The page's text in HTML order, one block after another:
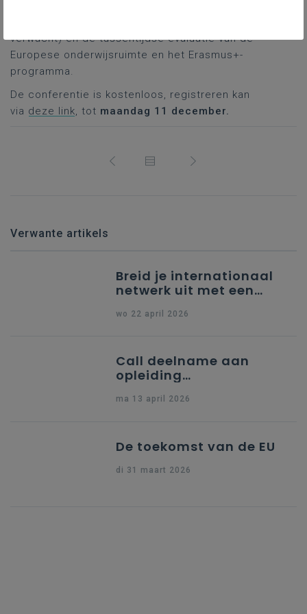
verwacht) en de tussentijdse evaluatie van de
Europese onderwijsruimte en het Erasmus+-
programma.
De conferentie is kostenloos, registreren kan
via deze link, tot maandag 11 december.
Verwante artikels
Breid je internationaal
netwerk uit met een
wo 22 april 2026
Call deelname aan
opleiding
indiening Erasmus+ KA1
ma 13 april 2026
De toekomst van de EU
di 31 maart 2026